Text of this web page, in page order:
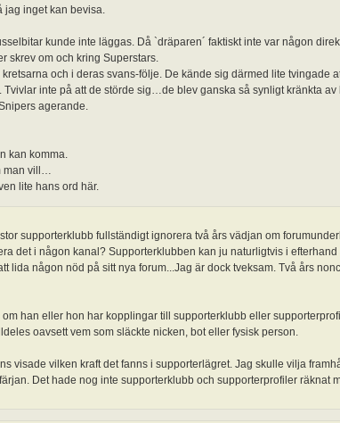
jag inget kan bevisa.
kunde inte läggas. Då `dräparen´ faktiskt inte var någon
skrev om och kring Superstars.
och i deras svans-följe. De kände sig därmed lite tvingade
inte på att de störde sig…de blev ganska så synligt kränkta av
agerande.
kan komma.
man vill…
lite hans ord här.
supporterklubb fullständigt ignorera två års vädjan om
det i någon kanal? Supporterklubben kan ju naturligtvis i efterhand
lida någon nöd på sitt nya forum...Jag är dock tveksam. Två års
han eller hon har kopplingar till supporterklubb eller
oavsett vem som släckte nicken, bot eller fysisk person.
visade vilken kraft det fanns i supporterlägret. Jag skulle vilja
Det hade nog inte supporterklubb och supporterprofiler räknat